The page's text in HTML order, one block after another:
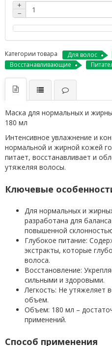
+
−
Категории товара Для волос
Восстанавливающие
Маска для нормальных и
180 мл
Интенсивное увлажнение и
нормальной и жирной кожей
питает, восстанавливает и
утяжеляя волосы.
Ключевые
Для нормальных и
разработана для
повышенной
Глубокое питание:
экстракты, которые
волоса.
Восстановление:
сильными и здоровыми.
Легкость: Не утяжеляет
объем.
Объем: 180 мл –
применений.
Способ применения